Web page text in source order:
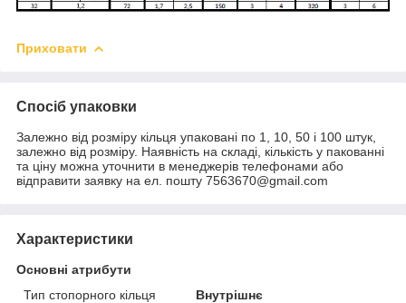
Приховати
Спосіб упаковки
Залежно від розміру кільця упаковані по 1, 10, 50 і 100 штук,
залежно від розміру. Наявність на складі, кількість у пакованні
та ціну можна уточнити в менеджерів телефонами або
відправити заявку на ел. пошту 7563670@gmail.com
Характеристики
Основні атрибути
Тип стопорного кільця
Внутрішнє